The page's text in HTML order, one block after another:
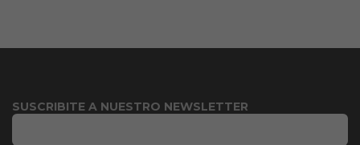
SUSCRIBITE A NUESTRO NEWSLETTER